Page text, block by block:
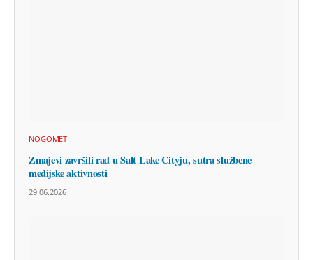
NOGOMET
Zmajevi završili rad u Salt Lake Cityju, sutra službene
medijske aktivnosti
29.06.2026